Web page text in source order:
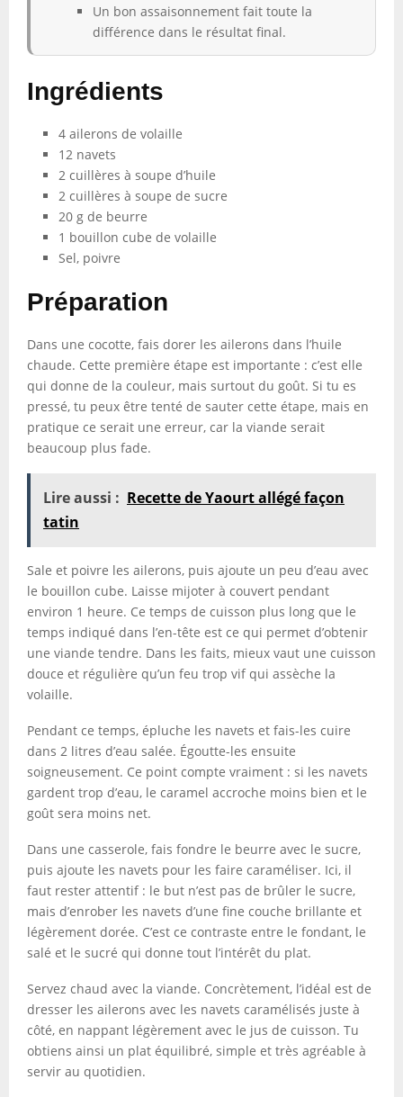
Un bon assaisonnement fait toute la
différence dans le résultat final.
Ingrédients
4 ailerons de volaille
12 navets
2 cuillères à soupe d’huile
2 cuillères à soupe de sucre
20 g de beurre
1 bouillon cube de volaille
Sel, poivre
Préparation
Dans une cocotte, fais dorer les ailerons dans l’huile
chaude. Cette première étape est importante : c’est elle
qui donne de la couleur, mais surtout du goût. Si tu es
pressé, tu peux être tenté de sauter cette étape, mais en
pratique ce serait une erreur, car la viande serait
beaucoup plus fade.
Lire aussi : Recette de Yaourt allégé façon
tatin
Sale et poivre les ailerons, puis ajoute un peu d’eau avec
le bouillon cube. Laisse mijoter à couvert pendant
environ 1 heure. Ce temps de cuisson plus long que le
temps indiqué dans l’en-tête est ce qui permet d’obtenir
une viande tendre. Dans les faits, mieux vaut une cuisson
douce et régulière qu’un feu trop vif qui assèche la
volaille.
Pendant ce temps, épluche les navets et fais-les cuire
dans 2 litres d’eau salée. Égoutte-les ensuite
soigneusement. Ce point compte vraiment : si les navets
gardent trop d’eau, le caramel accroche moins bien et le
goût sera moins net.
Dans une casserole, fais fondre le beurre avec le sucre,
puis ajoute les navets pour les faire caraméliser. Ici, il
faut rester attentif : le but n’est pas de brûler le sucre,
mais d’enrober les navets d’une fine couche brillante et
légèrement dorée. C’est ce contraste entre le fondant, le
salé et le sucré qui donne tout l’intérêt du plat.
Servez chaud avec la viande. Concrètement, l’idéal est de
dresser les ailerons avec les navets caramélisés juste à
côté, en nappant légèrement avec le jus de cuisson. Tu
obtiens ainsi un plat équilibré, simple et très agréable à
servir au quotidien.